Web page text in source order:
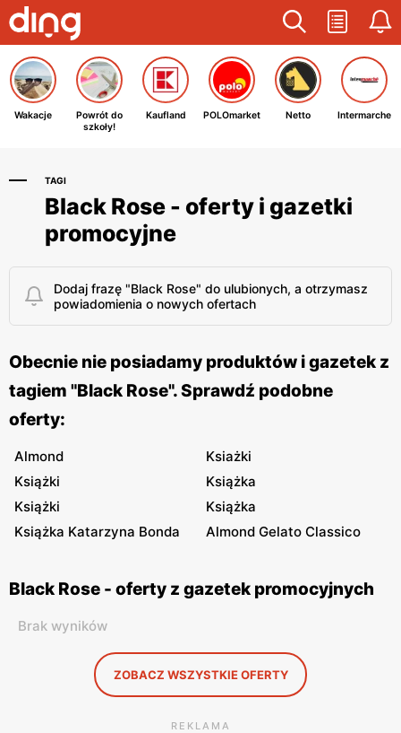
Wakacje
Powrót do
szkoły!
Kaufland POLOmarket Netto Intermarche
TAGI
Black Rose - oferty i gazetki
promocyjne
Dodaj frazę "Black Rose" do ulubionych, a otrzymasz
powiadomienia o nowych ofertach
Obecnie nie posiadamy produktów i gazetek z
tagiem "Black Rose". Sprawdź podobne
oferty:
Almond
Ksiażki
Książki
Książka
Książki
Książka
Książka Katarzyna Bonda
Almond Gelato Classico
Black Rose - oferty z gazetek promocyjnych
Brak wyników
ZOBACZ WSZYSTKIE OFERTY
REKLAMA